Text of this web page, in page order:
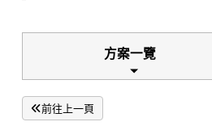
方案一覽
前往上一頁